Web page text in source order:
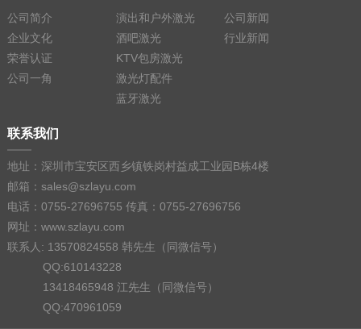
公司简介
企业文化
荣誉认证
公司一角
演出和户外激光
酒吧激光
KTV包房激光
激光灯配件
蓝牙激光
公司新闻
行业新闻
联系我们
地址：深圳市宝安区西乡镇铁岗村益成工业园B栋4楼
邮箱：sales@szlayu.com
电话：0755-27696755 传真：0755-27696756
网址：www.szlayu.com
联系人: 13570824558 韩先生（同微信号）
QQ:610143228
13418465948 江先生（同微信号）
QQ:470961059